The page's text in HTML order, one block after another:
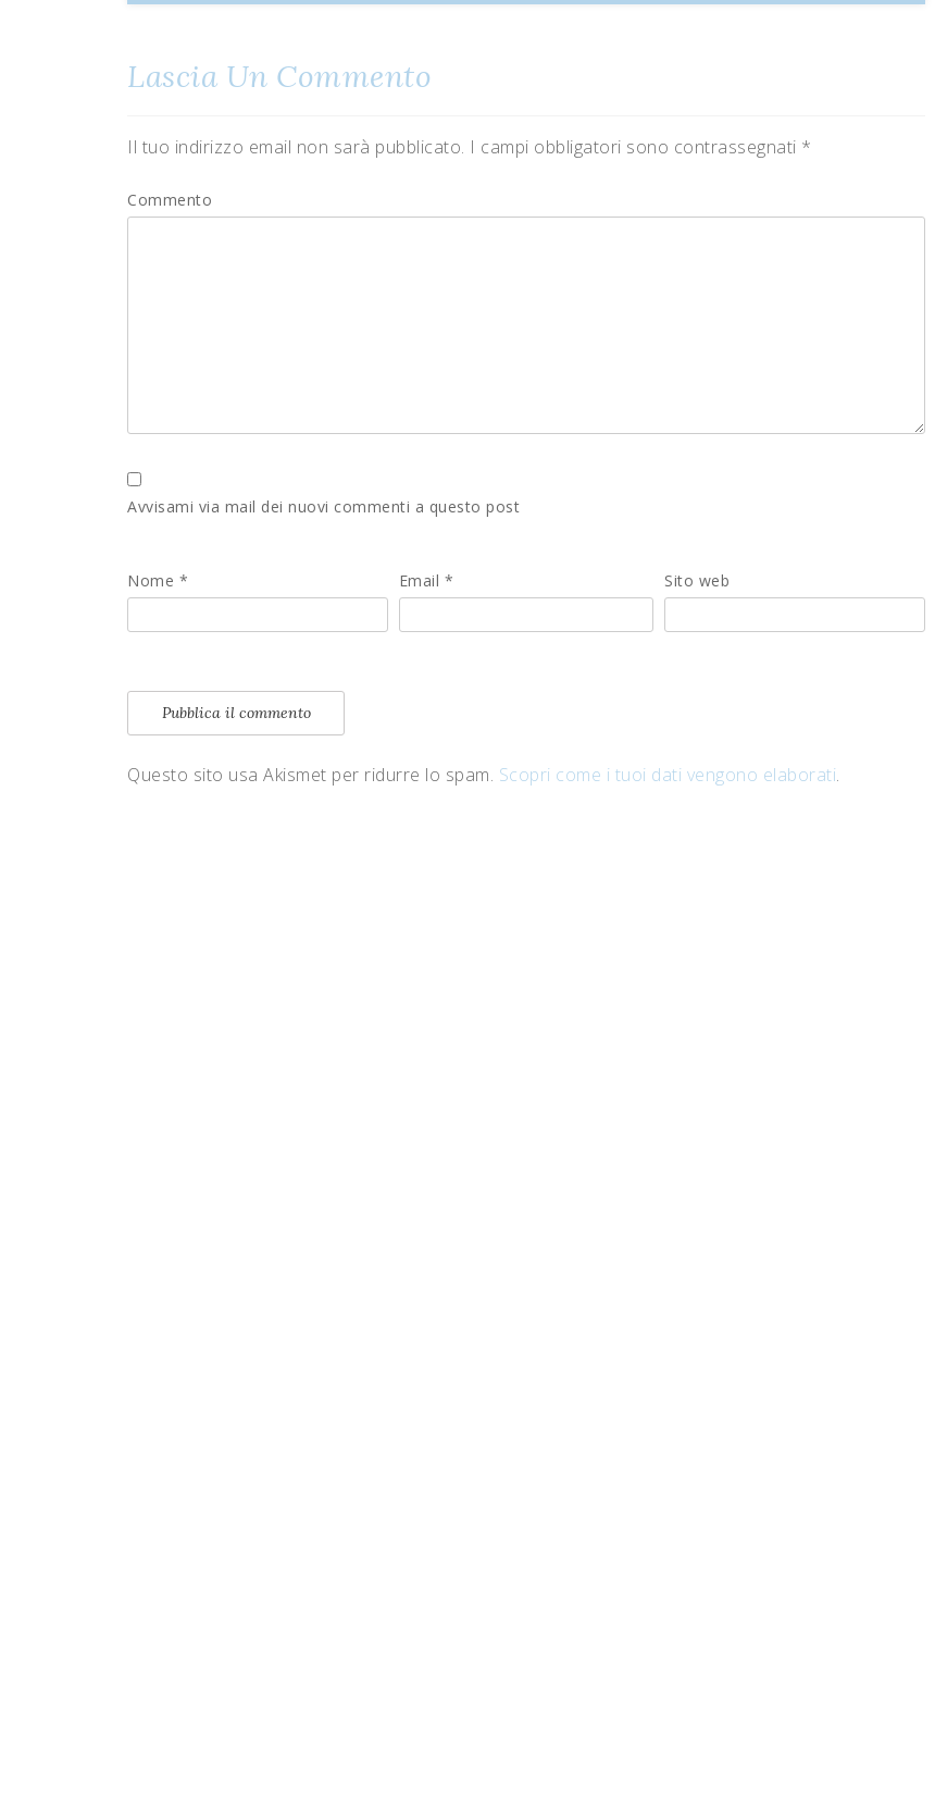
Lascia Un Commento
Il tuo indirizzo email non sarà pubblicato. I campi obbligatori sono contrassegnati *
Commento
Avvisami via mail dei nuovi commenti a questo post
Nome * Email * Sito web
Questo sito usa Akismet per ridurre lo spam. Scopri come i tuoi dati vengono elaborati.